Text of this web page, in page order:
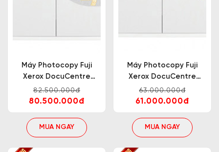
Máy Photocopy Fuji
Xerox DocuCentre
V4070 CP
82.500.000đ
80.500.000đ
MUA NGAY
Máy Photocopy Fuji
Xerox DocuCentre
V3065 CPS
63.000.000đ
61.000.000đ
MUA NGAY